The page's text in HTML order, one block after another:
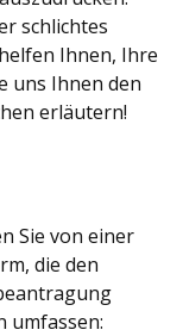
schlichtes
Ihnen, Ihre
uns Ihnen den
erläutern!
Sie von einer
die den
umfassen: